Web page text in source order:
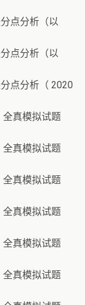
点分析（以
点分析（以
点分析（ 2020
真模拟试题
真模拟试题
真模拟试题
真模拟试题
真模拟试题
真模拟试题